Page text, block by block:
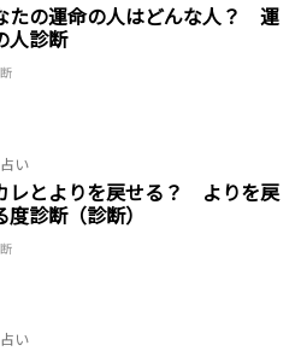
たの運命の人はどんな人？ 運
人診断
い
レとよりを戻せる？ よりを戻
度診断（診断）
い